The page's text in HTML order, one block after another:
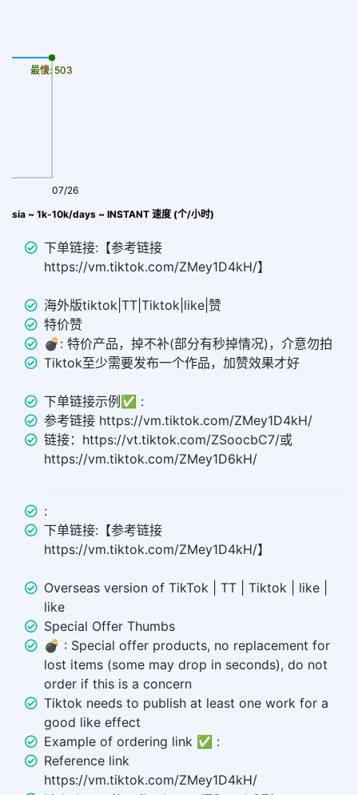
~ 1k-10k/days ~ INSTANT 速度 (个/小时)
07/26
最慢: 503
最快: 503
下单链接:【参考链接
https://vm.tiktok.com/ZMey1D4kH/】
海外版tiktok|TT|Tiktok|like|赞
特价赞
💣︎: 特价产品，掉不补(部分有秒掉情况)，介意勿拍
Tiktok至少需要发布一个作品，加赞效果才好
下单链接示例✅ :
参考链接 https://vm.tiktok.com/ZMey1D4kH/
链接：https://vt.tiktok.com/ZSoocbC7/或
https://vm.tiktok.com/ZMey1D6kH/
:
下单链接:【参考链接
https://vm.tiktok.com/ZMey1D4kH/】
Overseas version of TikTok | TT | Tiktok | like |
like
Special Offer Thumbs
💣 ︎: Special offer products, no replacement for
lost items (some may drop in seconds), do not
order if this is a concern
Tiktok needs to publish at least one work for a
good like effect
Example of ordering link ✅ :
Reference link
https://vm.tiktok.com/ZMey1D4kH/